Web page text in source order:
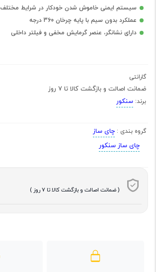
سیستم ایمنی خاموش شدن خودکار در شرایط مختلف
عملکرد بدون سیم با پایه چرخان 360 درجه
دارای نشانگر، عنصر گرمایش مخفی و فیلتر داخلی
گارانتی
ضمانت اصالت و بازگشت کالا تا 7 روز
برند: سنکور
گروه بندی : چای ساز
چای ساز سنکور
( ضمانت اصالت و بازگشت کالا تا 7 روز )